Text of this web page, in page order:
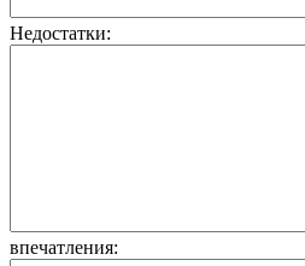
Недостатки:
впечатления: